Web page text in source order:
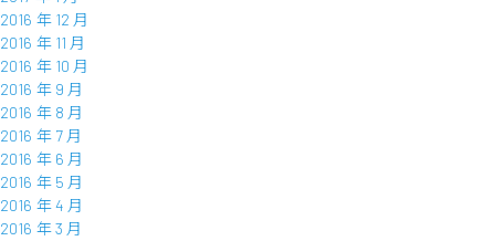
2016 年 12 月
2016 年 11 月
2016 年 10 月
2016 年 9 月
2016 年 8 月
2016 年 7 月
2016 年 6 月
2016 年 5 月
2016 年 4 月
2016 年 3 月